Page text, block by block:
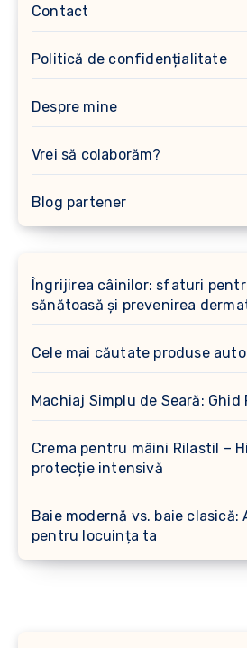
Contact
Politică de confidențialitate
Despre mine
Vrei să colaborăm?
Blog partener
Îngrijirea câinilor: sfaturi
sănătoasă și prevenirea
Cele mai căutate produse
Machiaj Simplu de Seară: Ghid
Crema pentru mâini Rilastil –
protecție intensivă
Baie modernă vs. baie
pentru locuința ta